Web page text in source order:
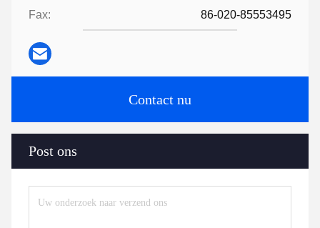
Fax: 86-020-85553495
Contact nu
Post ons